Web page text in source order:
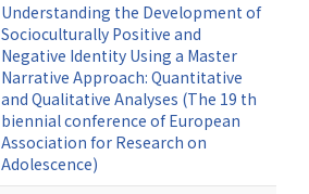
Understanding the Development of
Socioculturally Positive and
Negative Identity Using a Master
Narrative Approach: Quantitative
and Qualitative Analyses (The 19 th
biennial conference of European
Association for Research on
Adolescence)